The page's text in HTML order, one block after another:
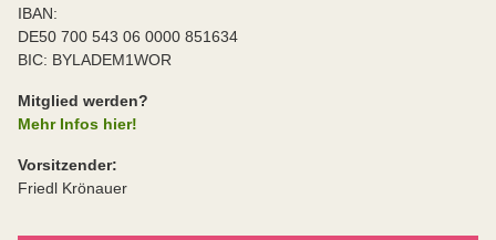
IBAN:
DE50 700 543 06 0000 851634
BIC: BYLADEM1WOR
Mitglied werden?
Mehr Infos hier!
Vorsitzender:
Friedl Krönauer